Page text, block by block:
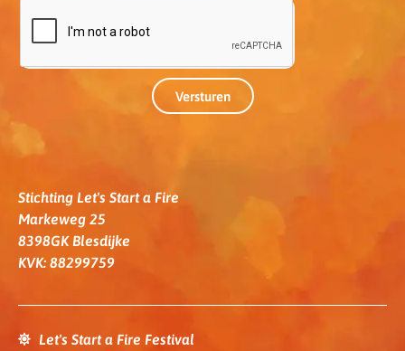
Versturen
Stichting Let's Start a Fire
Markeweg 25
8398GK Blesdijke
KVK: 88299759
Let's Start a Fire Festival